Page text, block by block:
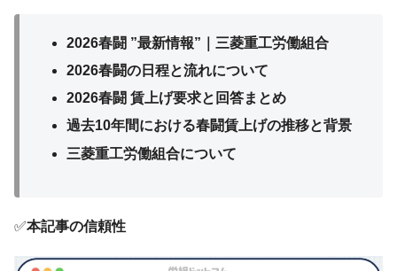
2026春闘 ”最新情報”｜三菱重工労働組合
2026春闘の日程と流れについて
2026春闘 賃上げ要求と回答まとめ
過去10年間における春闘賃上げの推移と背景
三菱重工労働組合について
✅本記事の信頼性